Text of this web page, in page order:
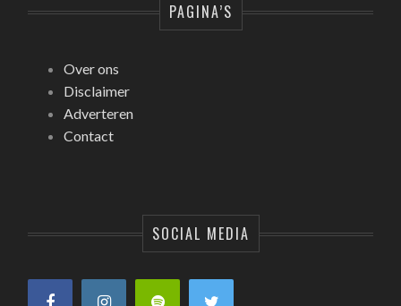
PAGINA’S
Over ons
Disclaimer
Adverteren
Contact
SOCIAL MEDIA